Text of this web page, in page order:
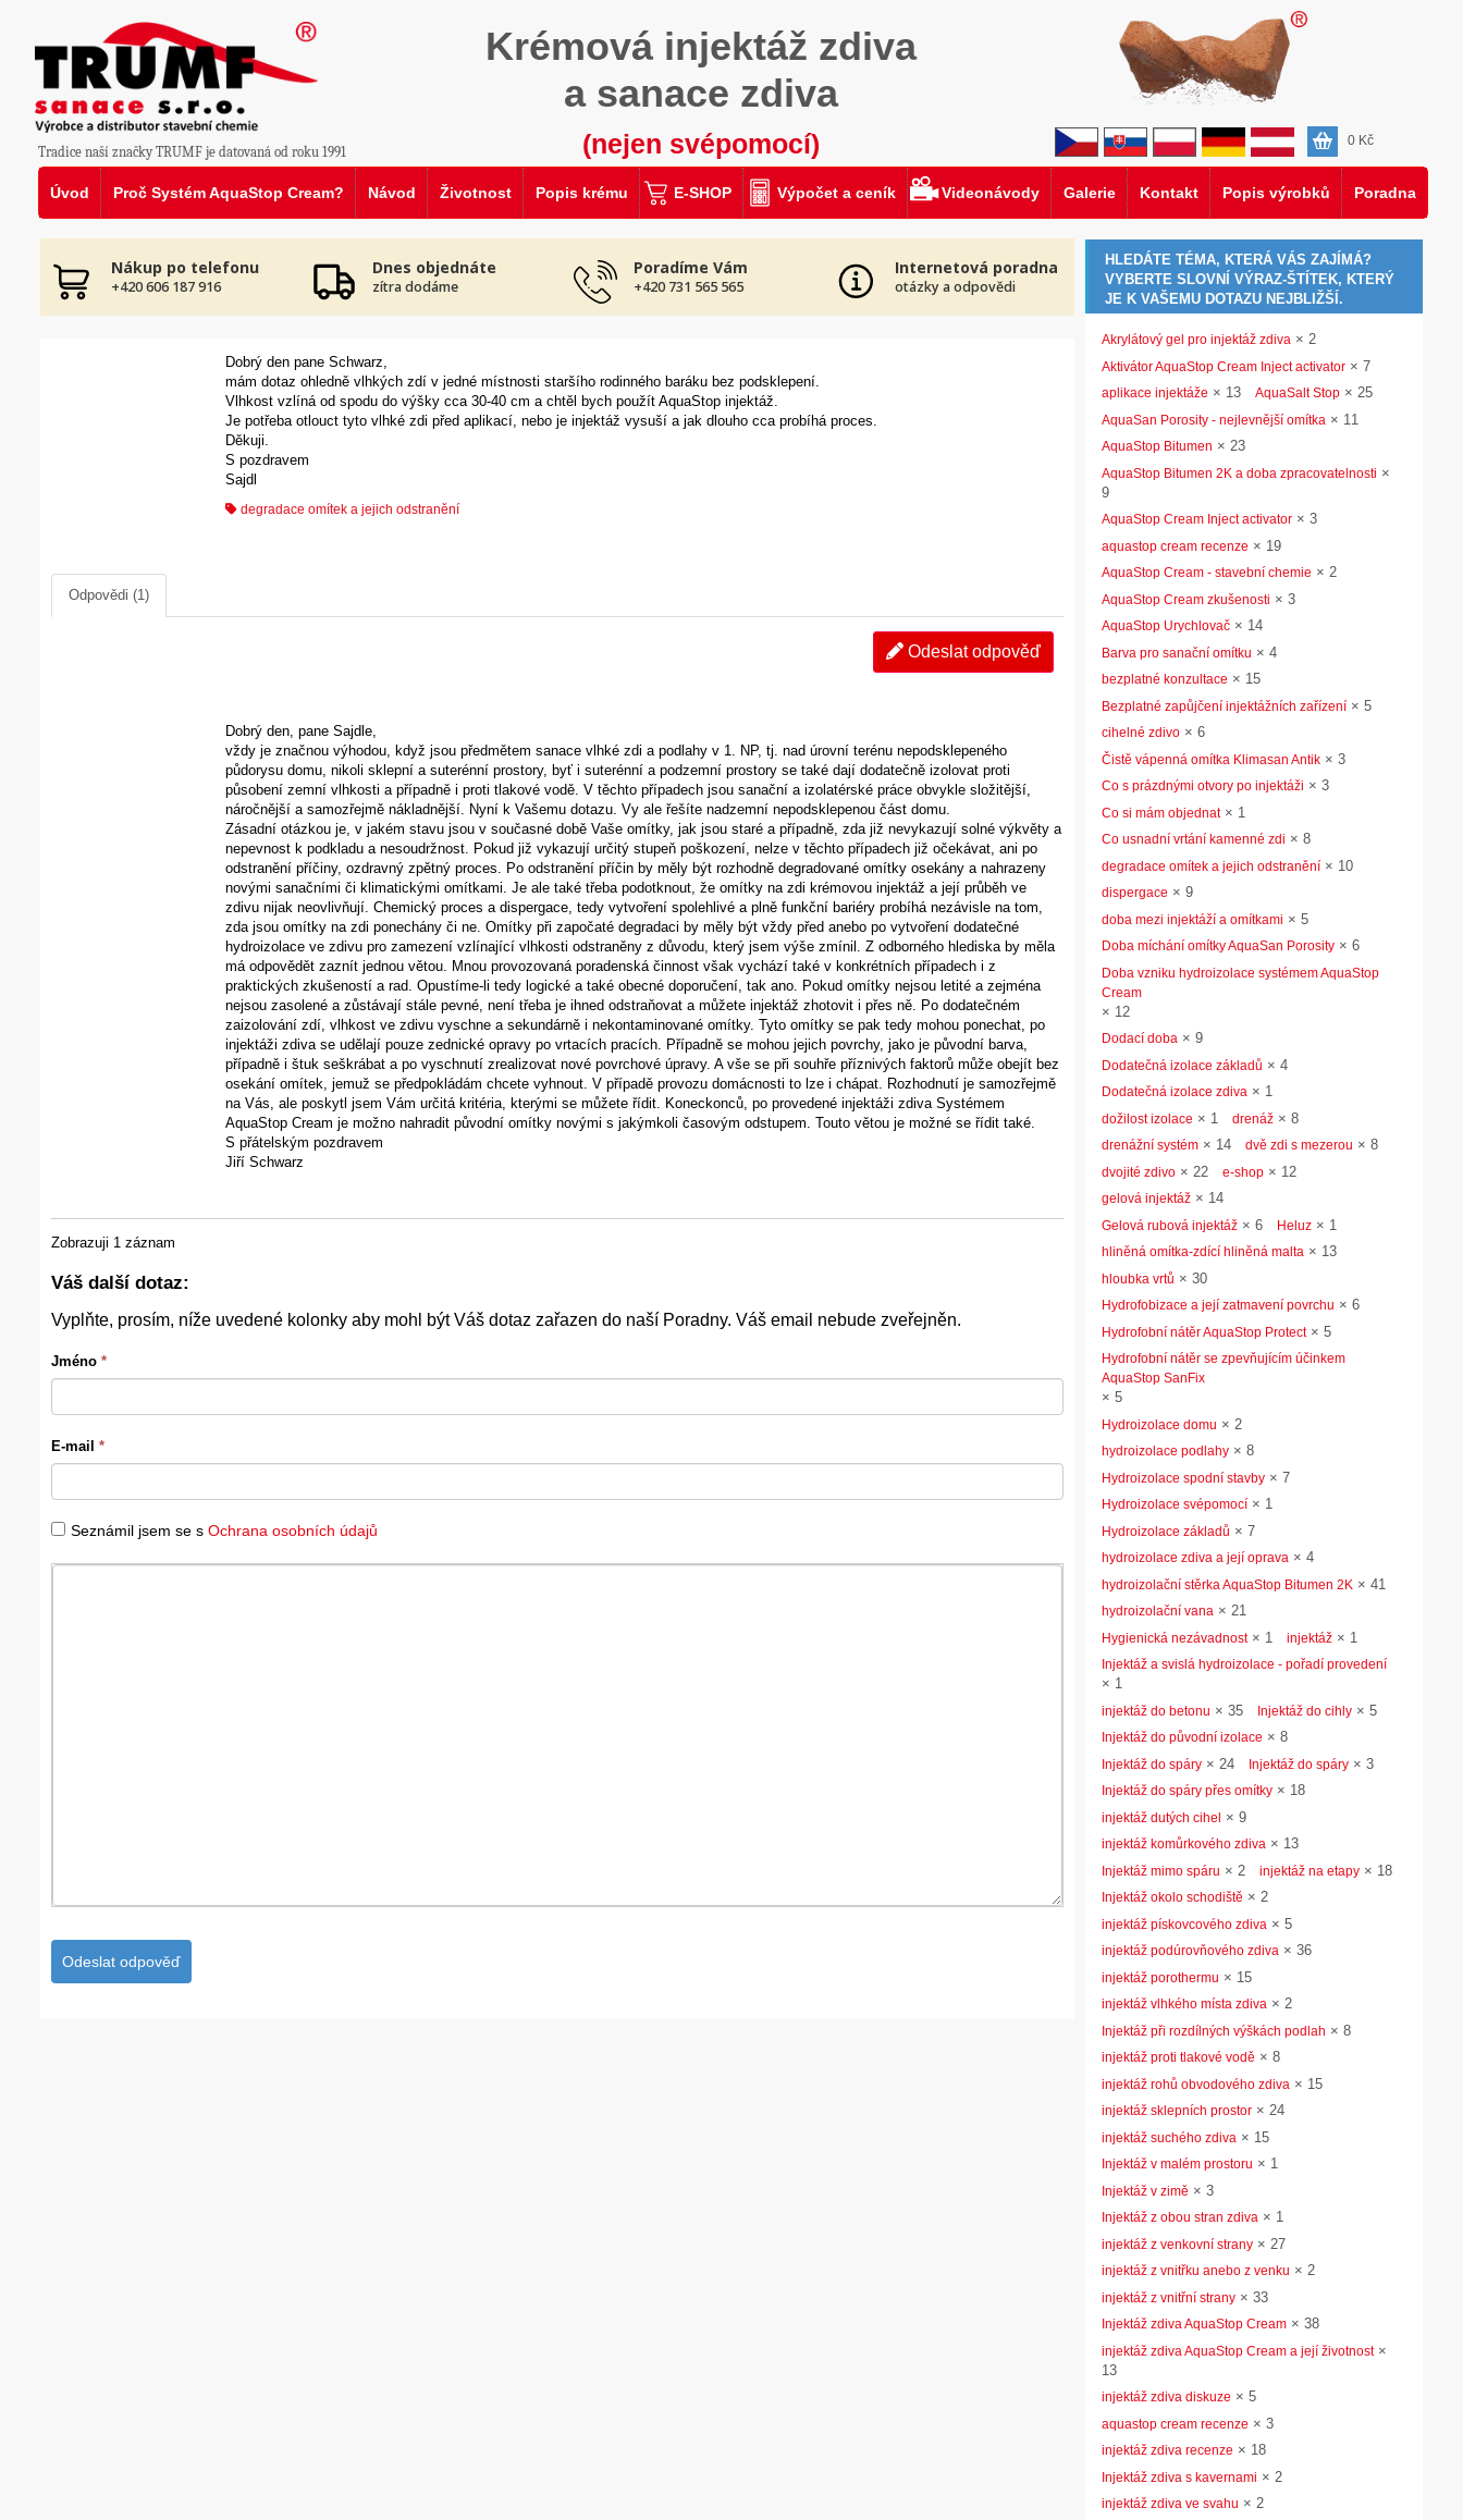
Úvod Proč Systém AquaStop Cream? Návod Životnost Popis krému E-SHOP Výpočet a ceník Videonávody Galerie Kontakt Popis výrobků Poradna
Tradice naší značky TRUMF je datovaná od roku 1991
0 Kč
Krémová injektáž zdiva
a sanace zdiva
(nejen svépomocí)
Nákup po telefonu
+420 606 187 916
Dnes objednáte
zítra dodáme
Poradíme Vám
+420 731 565 565
Internetová poradna
otázky a odpovědi
Dobrý den pane Schwarz,
mám dotaz ohledně vlhkých zdí v jedné místnosti staršího rodinného baráku bez podsklepení.
Vlhkost vzlíná od spodu do výšky cca 30-40 cm a chtěl bych použít AquaStop injektáž.
Je potřeba otlouct tyto vlhké zdi před aplikací, nebo je injektáž vysuší a jak dlouho cca probíhá proces.
Děkuji.
S pozdravem
Sajdl
degradace omítek a jejich odstranění
Odpovědi (1)
Odeslat odpověď
Dobrý den, pane Sajdle,
vždy je značnou výhodou, když jsou předmětem sanace vlhké zdi a podlahy v 1. NP, tj. nad úrovní terénu nepodsklepeného
půdorysu domu, nikoli sklepní a suterénní prostory, byť i suterénní a podzemní prostory se také dají dodatečně izolovat proti
působení zemní vlhkosti a případně i proti tlakové vodě. V těchto případech jsou sanační a izolatérské práce obvykle složitější,
náročnější a samozřejmě nákladnější. Nyní k Vašemu dotazu. Vy ale řešíte nadzemní nepodsklepenou část domu.
Zásadní otázkou je, v jakém stavu jsou v současné době Vaše omítky, jak jsou staré a případně, zda již nevykazují solné výkvěty a
nepevnost k podkladu a nesoudržnost. Pokud již vykazují určitý stupeň poškození, nelze v těchto případech již očekávat, ani po
odstranění příčiny, ozdravný zpětný proces. Po odstranění příčin by měly být rozhodně degradované omítky osekány a nahrazeny
novými sanačními či klimatickými omítkami. Je ale také třeba podotknout, že omítky na zdi krémovou injektáž a její průběh ve
zdivu nijak neovlivňují. Chemický proces a dispergace, tedy vytvoření spolehlivé a plně funkční bariéry probíhá nezávisle na tom,
zda jsou omítky na zdi ponechány či ne. Omítky při započaté degradaci by měly být vždy před anebo po vytvoření dodatečné
hydroizolace ve zdivu pro zamezení vzlínající vlhkosti odstraněny z důvodu, který jsem výše zmínil. Z odborného hlediska by měla
má odpovědět zaznít jednou větou. Mnou provozovaná poradenská činnost však vychází také v konkrétních případech i z
praktických zkušeností a rad. Opustíme-li tedy logické a také obecné doporučení, tak ano. Pokud omítky nejsou letité a zejména
nejsou zasolené a zůstávají stále pevné, není třeba je ihned odstraňovat a můžete injektáž zhotovit i přes ně. Po dodatečném
zaizolování zdí, vlhkost ve zdivu vyschne a sekundárně i nekontaminované omítky. Tyto omítky se pak tedy mohou ponechat, po
injektáži zdiva se udělají pouze zednické opravy po vrtacích pracích. Případně se mohou jejich povrchy, jako je původní barva,
případně i štuk seškrábat a po vyschnutí zrealizovat nové povrchové úpravy. A vše se při souhře příznivých faktorů může obejít bez
osekání omítek, jemuž se předpokládám chcete vyhnout. V případě provozu domácnosti to lze i chápat. Rozhodnutí je samozřejmě
na Vás, ale poskytl jsem Vám určitá kritéria, kterými se můžete řídit. Koneckonců, po provedené injektáži zdiva Systémem
AquaStop Cream je možno nahradit původní omítky novými s jakýmkoli časovým odstupem. Touto větou je možné se řídit také.
S přátelským pozdravem
Jiří Schwarz
Zobrazuji 1 záznam
Váš další dotaz:
Vyplňte, prosím, níže uvedené kolonky aby mohl být Váš dotaz zařazen do naší Poradny. Váš email nebude zveřejněn.
Jméno *
E-mail *
Seznámil jsem se sOchrana osobních údajů
HLEDÁTE TÉMA, KTERÁ VÁS ZAJÍMÁ?
VYBERTE SLOVNÍ VÝRAZ-ŠTÍTEK, KTERÝ
JE K VAŠEMU DOTAZU NEJBLIŽŠÍ.
Akrylátový gel pro injektáž zdiva × 2
Aktivátor AquaStop Cream Inject activator × 7
aplikace injektáže × 13 AquaSalt Stop × 25
AquaSan Porosity - nejlevnější omítka × 11
AquaStop Bitumen × 23
AquaStop Bitumen 2K a doba zpracovatelnosti ×
9
AquaStop Cream Inject activator × 3
aquastop cream recenze × 19
AquaStop Cream - stavební chemie × 2
AquaStop Cream zkušenosti × 3
AquaStop Urychlovač × 14
Barva pro sanační omítku × 4
bezplatné konzultace × 15
Bezplatné zapůjčení injektážních zařízení × 5
cihelné zdivo × 6
Čistě vápenná omítka Klimasan Antik × 3
Co s prázdnými otvory po injektáži × 3
Co si mám objednat× 1
Co usnadní vrtání kamenné zdi × 8
degradace omítek a jejich odstranění × 10
dispergace × 9
doba mezi injektáží a omítkami × 5
Doba míchání omítky AquaSan Porosity × 6
Doba vzniku hydroizolace systémem AquaStop
Cream
× 12
Dodací doba × 9
Dodatečná izolace základů × 4
Dodatečná izolace zdiva × 1
dožilost izolace × 1 drenáž × 8
drenážní systém × 14 dvě zdi s mezerou × 8
dvojité zdivo × 22 e-shop × 12
gelová injektáž × 14
Gelová rubová injektáž × 6 Heluz × 1
hliněná omítka-zdící hliněná malta × 13
hloubka vrtů × 30
Hydrofobizace a její zatmavení povrchu × 6
Hydrofobní nátěr AquaStop Protect× 5
Hydrofobní nátěr se zpevňujícím účinkem
AquaStop SanFix
× 5
Hydroizolace domu × 2
hydroizolace podlahy × 8
Hydroizolace spodní stavby × 7
Hydroizolace svépomocí × 1
Hydroizolace základů × 7
hydroizolace zdiva a její oprava × 4
hydroizolační stěrka AquaStop Bitumen 2K × 41
hydroizolační vana × 21
Hygienická nezávadnost× 1 injektáž × 1
Injektáž a svislá hydroizolace - pořadí provedení
× 1
injektáž do betonu × 35 Injektáž do cihly × 5
Injektáž do původní izolace × 8
Injektáž do spáry × 24 Injektáž do spáry × 3
Injektáž do spáry přes omítky × 18
injektáž dutých cihel × 9
injektáž komůrkového zdiva × 13
Injektáž mimo spáru × 2 injektáž na etapy × 18
Injektáž okolo schodiště × 2
injektáž pískovcového zdiva × 5
injektáž podúrovňového zdiva × 36
injektáž porothermu × 15
injektáž vlhkého místa zdiva × 2
Injektáž při rozdílných výškách podlah × 8
injektáž proti tlakové vodě × 8
injektáž rohů obvodového zdiva × 15
injektáž sklepních prostor × 24
injektáž suchého zdiva × 15
Injektáž v malém prostoru × 1
Injektáž v zimě × 3
Injektáž z obou stran zdiva × 1
injektáž z venkovní strany × 27
injektáž z vnitřku anebo z venku × 2
injektáž z vnitřní strany × 33
Injektáž zdiva AquaStop Cream × 38
injektáž zdiva AquaStop Cream a její životnost×
13
injektáž zdiva diskuze × 5
aquastop cream recenze × 3
injektáž zdiva recenze × 18
Injektáž zdiva s kavernami × 2
injektáž zdiva ve svahu × 2